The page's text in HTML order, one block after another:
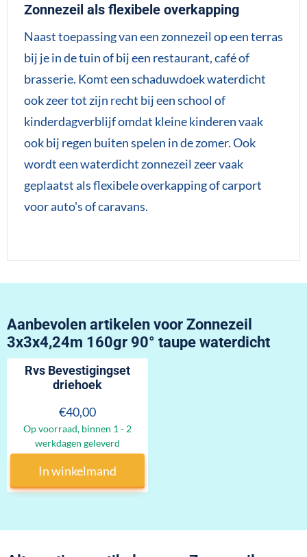
Zonnezeil als flexibele overkapping
Naast toepassing van een zonnezeil op een terras
bij je in de tuin of bij een restaurant, café of
brasserie. Komt een schaduwdoek waterdicht
ook zeer tot zijn recht bij een school of
kinderdagverblijf omdat kleine kinderen vaak
ook bij regen buiten spelen in de zomer. Ook
wordt een waterdicht zonnezeil zeer vaak
geplaatst als flexibele overkapping of carport
voor auto's of caravans.
Aanbevolen artikelen voor Zonnezeil
3x3x4,24m 160gr 90° taupe waterdicht
Rvs Bevestigingset
driehoek
Prijs: 40,00
€40,00
Op voorraad, binnen 1 - 2
werkdagen geleverd
In winkelmand